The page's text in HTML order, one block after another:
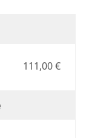
111,00 €